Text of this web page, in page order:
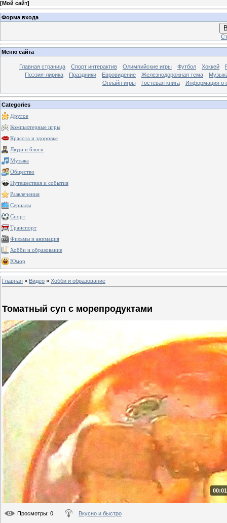
[Мой сайт]
Форма входа
Меню сайта
Главная страница Спорт интерактив Олимпийские игры Футбол Хоккей
Поэзия-лирика
Праздники Евровидение Железнодорожная тема
Онлайн игры
Гостевая книга Информация о
Categories
Другое
Компьютерные игры
Красота и здоровье
Люди и блоги
Музыка
Общество
Путешествия и события
Развлечения
Сериалы
Спорт
Транспорт
Фильмы и анимация
Хобби и образование
Юмор
Главная » Видео » Хобби и образование
Томатный суп с морепродуктами
Просмотры: 0 Вкусно и быстро